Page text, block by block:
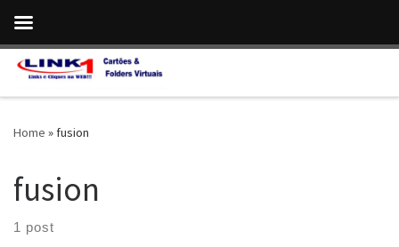
Skip to content
Home »fusion
fusion
1 post